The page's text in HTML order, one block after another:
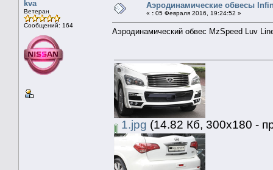
kva
Ветеран
Сообщений: 164
Аэродинамические обвесы
« : 05 Февраля 2016, 19:24:52 »
Аэродинамический обвес MzSpeed Luv
1.jpg (14.82 Кб, 300x180 -